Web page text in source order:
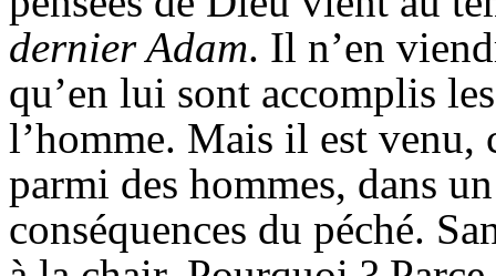
dernier Adam. Il n’en
qu’en lui sont accomplis
l’homme. Mais il est venu,
parmi des hommes, dans
conséquences du péché.